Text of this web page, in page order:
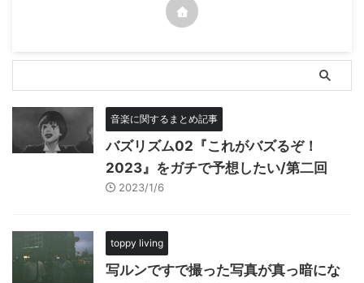
音楽に関するまとめ記事
バズリズム02『これがバズるぞ！
2023』をガチで予想したい/第二回
2023/1/6
toppy living
写ルンですで撮った写真が真っ暗にな